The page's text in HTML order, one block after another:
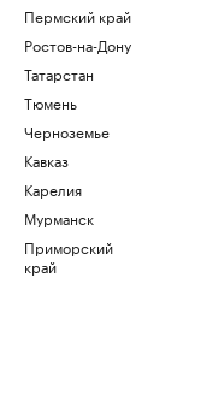
Пермский край
Ростов-на-Дону
Татарстан
Тюмень
Черноземье
Кавказ
Карелия
Мурманск
Приморский
край